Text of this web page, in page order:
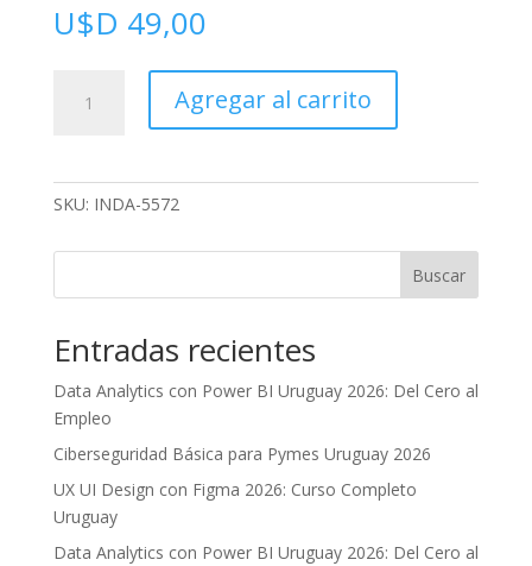
U$D 49,00
Completo
Agregar al carrito
SKU: INDA-5572
Buscar
Entradas recientes
Data Analytics con Power BI Uruguay 2026: Del Cero al
Empleo
Ciberseguridad Básica para Pymes Uruguay 2026
UX UI Design con Figma 2026: Curso Completo
Uruguay
Data Analytics con Power BI Uruguay 2026: Del Cero al